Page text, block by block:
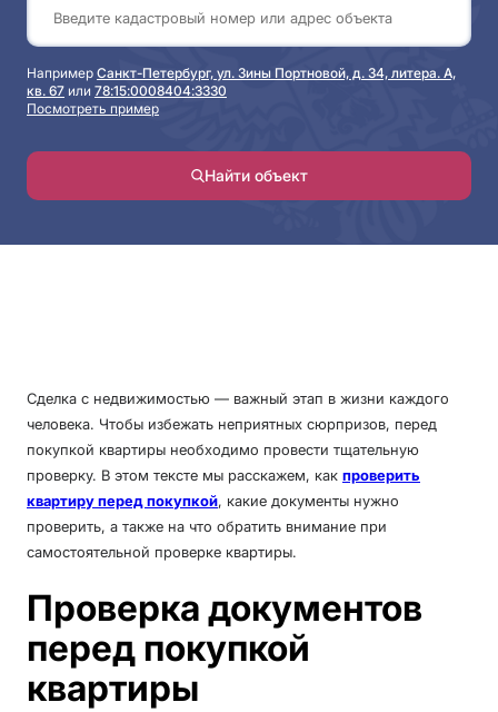
Например Санкт-Петербург, ул. Зины Портновой, д. 34, литера. А,
кв. 67 или 78:15:0008404:3330
Посмотреть пример
Найти объект
Сделка с недвижимостью — важный этап в жизни каждого
человека. Чтобы избежать неприятных сюрпризов, перед
покупкой квартиры необходимо провести тщательную
проверку. В этом тексте мы расскажем, как проверить
квартиру перед покупкой, какие документы нужно
проверить, а также на что обратить внимание при
самостоятельной проверке квартиры.
Проверка документов
перед покупкой
квартиры